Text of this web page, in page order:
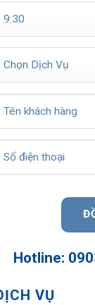
Hotline:
VỤ